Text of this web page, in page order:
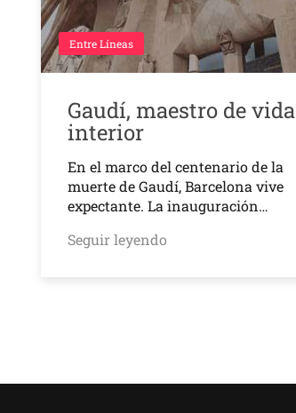
Entre Líneas
Gaudí, maestro de vida
interior
En el marco del centenario de la
muerte de Gaudí, Barcelona vive
expectante. La inauguración…
Seguir leyendo